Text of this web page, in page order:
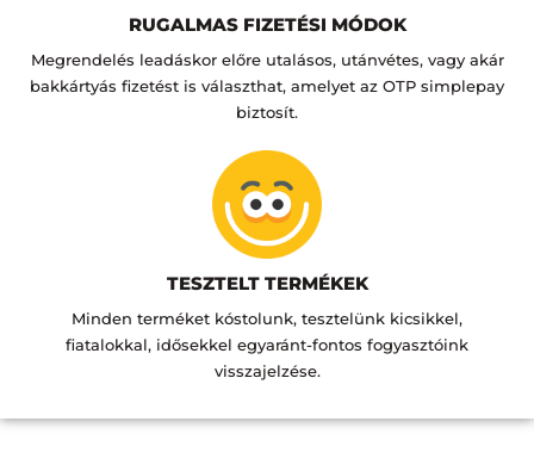
RUGALMAS FIZETÉSI MÓDOK
Megrendelés leadáskor előre utalásos, utánvétes, vagy akár
bakkártyás fizetést is választhat, amelyet az OTP simplepay
biztosít.
TESZTELT TERMÉKEK
Minden terméket kóstolunk, tesztelünk kicsikkel,
fiatalokkal, idősekkel egyaránt-fontos fogyasztóink
visszajelzése.